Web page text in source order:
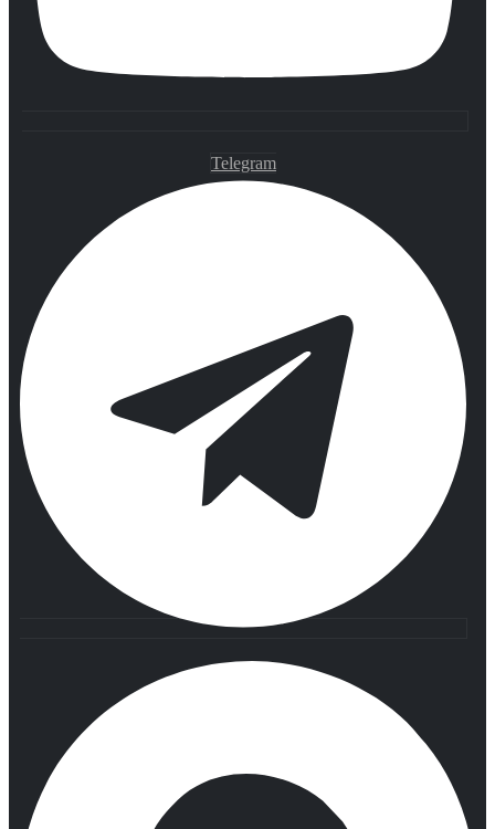
Telegram